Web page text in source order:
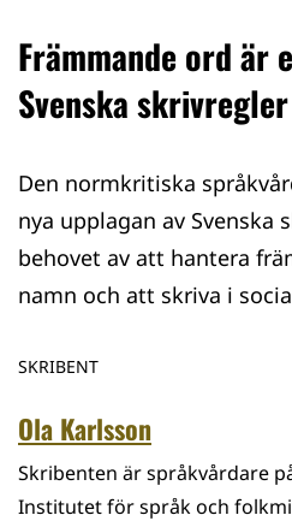
Främmande ord
Svenska skrivregler
Den normkritiska
nya upplagan av Svenska
behovet av att hantera
namn och att skriva i
SKRIBENT
Ola Karlsson
Skribenten är språkvårdare
Institutet för språk och